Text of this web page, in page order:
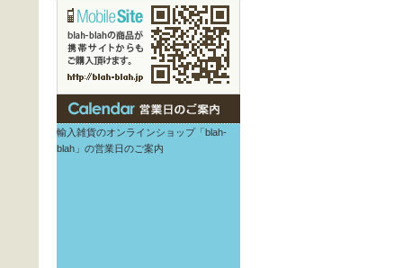
輸入雑貨のオンラインショップ「blah-
blah」の営業日のご案内